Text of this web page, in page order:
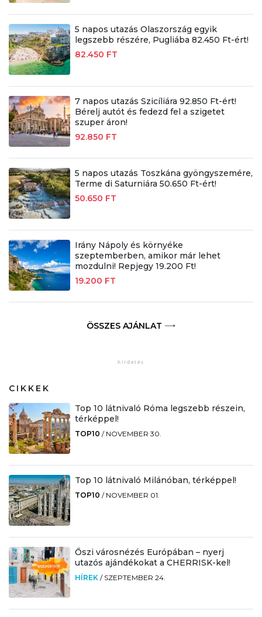
5 napos utazás Olaszország egyik
legszebb részére, Pugliába 82.450 Ft-ért!
82.450 FT
7 napos utazás Szicíliára 92.850 Ft-ért!
Bérelj autót és fedezd fel a szigetet
szuper áron!
92.850 FT
5 napos utazás Toszkána gyöngyszemére,
Terme di Saturniára 50.650 Ft-ért!
50.650 FT
Irány Nápoly és környéke
szeptemberben, amikor már lehet
mozdulni! Repjegy 19.200 Ft!
19.200 FT
ÖSSZES AJÁNLAT
CIKKEK
Top 10 látnivaló Róma legszebb részein,
térképpel!
TOP10 / NOVEMBER 30.
Top 10 látnivaló Milánóban, térképpel!
TOP10 / NOVEMBER 01.
Őszi városnézés Európában – nyerj
utazós ajándékokat a CHERRISK-kel!
HÍREK / SZEPTEMBER 24.